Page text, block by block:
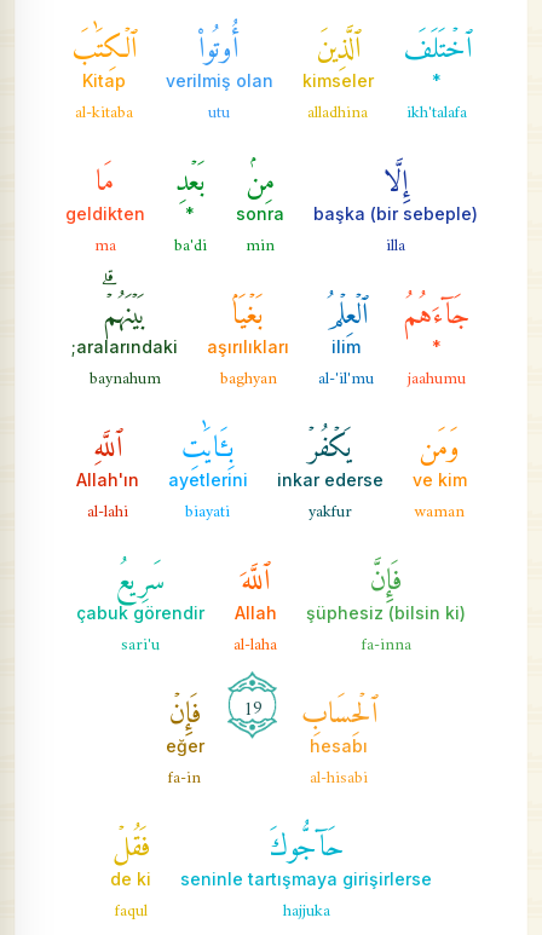
ٱخۡتَلَفَ
*
ikh'talafa
ٱلَّذِينَ
kimseler
alladhina
أُوتُواْ
verilmiş olan
utu
ٱلۡكِتَٰبَ
Kitap
al-kitaba
إِلَّا
başka (bir sebeple)
illa
مِنۢ
sonra
min
بَعۡدِ
*
ba'di
مَا
geldikten
ma
جَآءَهُمُ
*
jaahumu
ٱلۡعِلۡمُ
ilim
al-'il'mu
بَغۡيَۢا
aşırılıkları
baghyan
بَيۡنَهُمۡۗ
aralarındaki;
baynahum
وَمَن
ve kim
waman
يَكۡفُرۡ
inkar ederse
yakfur
بِـَٔايَٰتِ
ayetlerini
biayati
ٱللَّهِ
Allah'ın
al-lahi
فَإِنَّ
(bilsin ki) şüphesiz
fa-inna
ٱللَّهَ
Allah
al-laha
سَرِيعُ
çabuk görendir
sari'u
ٱلۡحِسَابِ
hesabı
al-hisabi
19 فَإِنۡ
eğer
fa-in
حَآجُّوكَ
seninle tartışmaya girişirlerse
hajjuka
فَقُلۡ
de ki
faqul